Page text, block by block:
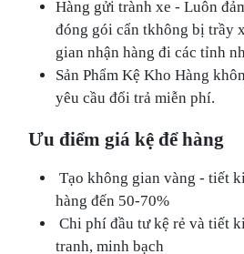
Hàng gửi trành xe - Luôn
đóng gói cẩn tkhông bị trầy
gian nhận hàng đi các tỉnh
Sản Phẩm Kệ Kho Hàng
yêu cầu đổi trả miễn phí.
Ưu điểm giá kệ để hàng
Tạo không gian vàng - tiết
hàng đến 50-70%
Chi phí đầu tư kệ rẻ và tiết
tranh, minh bạch